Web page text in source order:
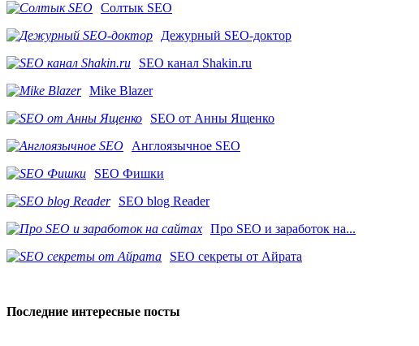
Солтык SEO
Дежурный SEO-доктор
SEO канал Shakin.ru
Mike Blazer
SEO от Анны Ященко
Англоязычное SEO
SEO Фишки
SEO blog Reader
Про SEO и заработок на...
SEO секреты от Айрата
Последние интересные посты